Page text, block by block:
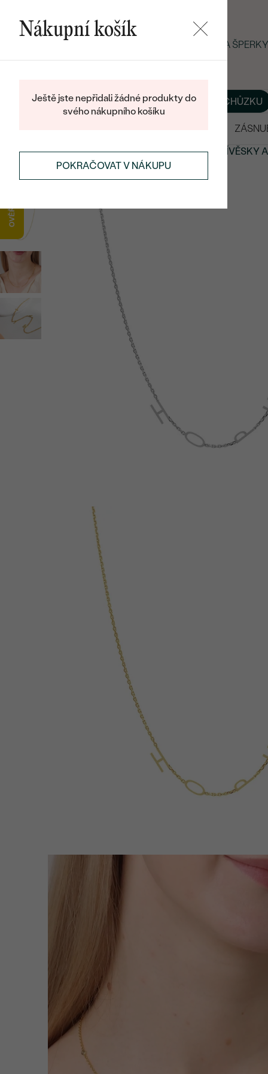
LETNÍ BLACK FRIDAY: −25 % NA
BLOGŠPERKY NA MÍRU DOMLUVIT SI SCHŮZKU
PŘÍVĚSKY A NÁHRDELNÍKYPERSONALIZOVANÉ PŘÍVĚSKY
Nákupní košík
Ještě jste nepřidali žádné produkty do
svého nákupního košíku
POKRAČOVAT V NÁKUPU